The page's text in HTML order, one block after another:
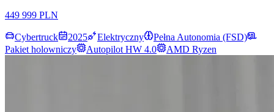
449 999 PLN
Cybertruck 2025 Elektryczny
Pełna Autonomia (FSD)
Pakiet holowniczy
Autopilot HW 4.0 AMD Ryzen